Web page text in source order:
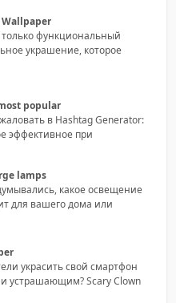
Wallpaper
функциональный
украшение, которое
popular
в Hashtag Generator:
эффективное при
lamps
какое освещение
для вашего дома или
украсить свой смартфон
устрашающим? Scary Clown